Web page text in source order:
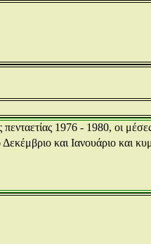
1976 - 1980, οι
και Ιανουάριο και